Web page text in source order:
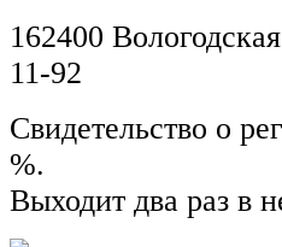
162400
11-92
Свидетельство о
%.
Выходит два раз в